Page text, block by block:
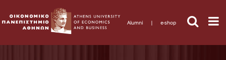
Alumni | e-shop